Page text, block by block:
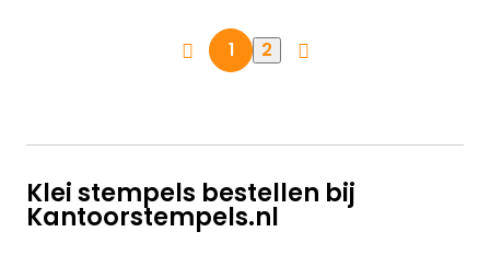
1 2
Klei stempels bestellen bij
Kantoorstempels.nl